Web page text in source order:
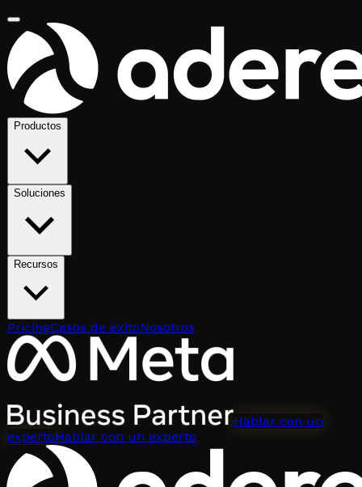
Productos
Soluciones
Recursos
PricingCasos de éxitoNosotros
Hablar con un
expertoHablar con un experto